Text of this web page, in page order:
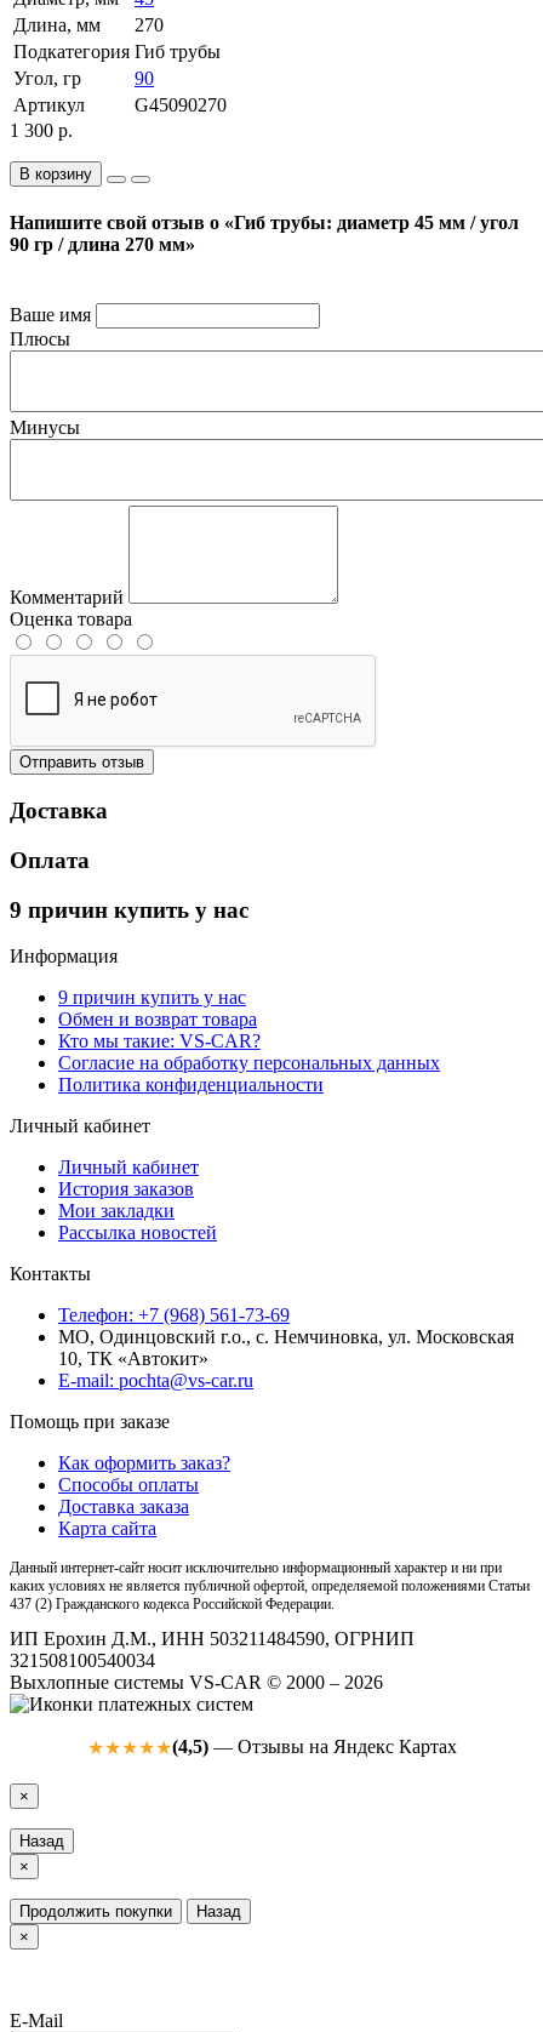
Длина, мм
270
Подкатегория Гиб трубы
Угол, гр
90
Артикул
G45090270
1 300 р.
В корзину
Напишите свой отзыв о «Гиб трубы: диаметр 45 мм / угол
90 гр / длина 270 мм»
Ваше имя
Плюсы
Минусы
Комментарий
Оценка товара
Отправить отзыв
Доставка
Оплата
9 причин купить у нас
Информация
9 причин купить у нас
Обмен и возврат товара
Кто мы такие: VS-CAR?
Согласие на обработку персональных данных
Политика конфиденциальности
Личный кабинет
Личный кабинет
История заказов
Мои закладки
Рассылка новостей
Контакты
Телефон: +7 (968) 561-73-69
МО, Одинцовский г.о., с. Немчиновка, ул. Московская
10, ТК «Автокит»
E-mail: pochta@vs-car.ru
Помощь при заказе
Как оформить заказ?
Способы оплаты
Доставка заказа
Карта сайта
Данный интернет-сайт носит исключительно информационный характер и ни при
каких условиях не является публичной офертой, определяемой положениями Статьи
437 (2) Гражданского кодекса Российской Федерации.
ИП Ерохин Д.М., ИНН 503211484590, ОГРНИП
321508100540034
Выхлопные системы VS-CAR © 2000 – 2026
★★★★★(4,5)— Отзывы на Яндекс Картах
×
Назад
×
Продолжить покупки
Назад
×
E-Mail